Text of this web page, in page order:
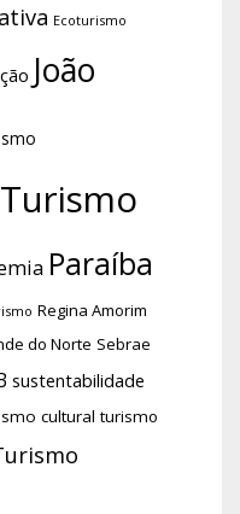
Ecoturismo
João
Paraíba
Regina Amorim
do Norte Sebrae
sustentabilidade
cultural turismo